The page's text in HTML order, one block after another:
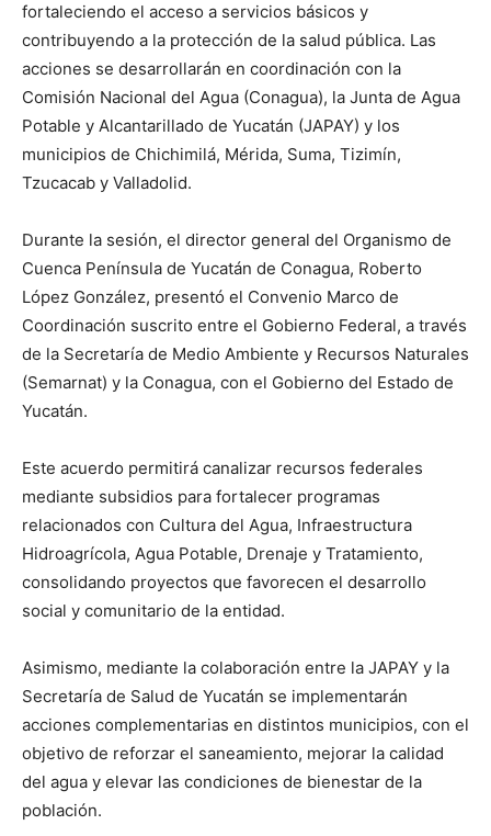
fortaleciendo el acceso a servicios básicos y
contribuyendo a la protección de la salud pública. Las
acciones se desarrollarán en coordinación con la
Comisión Nacional del Agua (Conagua), la Junta de Agua
Potable y Alcantarillado de Yucatán (JAPAY) y los
municipios de Chichimilá, Mérida, Suma, Tizimín,
Tzucacab y Valladolid.
Durante la sesión, el director general del Organismo de
Cuenca Península de Yucatán de Conagua, Roberto
López González, presentó el Convenio Marco de
Coordinación suscrito entre el Gobierno Federal, a través
de la Secretaría de Medio Ambiente y Recursos Naturales
(Semarnat) y la Conagua, con el Gobierno del Estado de
Yucatán.
Este acuerdo permitirá canalizar recursos federales
mediante subsidios para fortalecer programas
relacionados con Cultura del Agua, Infraestructura
Hidroagrícola, Agua Potable, Drenaje y Tratamiento,
consolidando proyectos que favorecen el desarrollo
social y comunitario de la entidad.
Asimismo, mediante la colaboración entre la JAPAY y la
Secretaría de Salud de Yucatán se implementarán
acciones complementarias en distintos municipios, con el
objetivo de reforzar el saneamiento, mejorar la calidad
del agua y elevar las condiciones de bienestar de la
población.